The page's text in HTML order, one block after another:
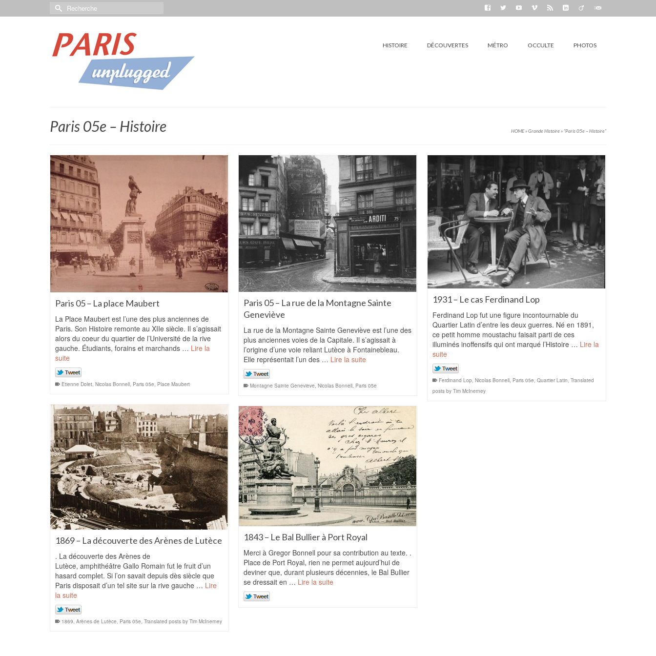
HISTOIRE DÉCOUVERTES MÉTRO OCCULTE PHOTOS
Paris 05e – Histoire HOME»Grande Histoire » “Paris 05e – Histoire“
Paris 05 – La place Maubert
La Place Maubert est l’une des plus anciennes de
Paris. Son Histoire remonte au XIIe siècle. Il s’agissait
alors du coeur du quartier de l’Université de la rive
gauche. Étudiants, forains et marchands … Lire la
suite
Etienne Dolet, Nicolas Bonnell, Paris 05e, Place Maubert
Paris 05 – La rue de la Montagne Sainte
Geneviève
La rue de la Montagne Sainte Geneviève est l’une des
plus anciennes voies de la Capitale. Il s’agissait à
l’origine d’une voie reliant Lutèce à Fontainebleau.
Elle représentait l’un des … Lire la suite
Montagne Sainte Genevieve, Nicolas Bonnell, Paris 05e
1931 – Le cas Ferdinand Lop
Ferdinand Lop fut une figure incontournable du
Quartier Latin d’entre les deux guerres. Né en 1891,
ce petit homme moustachu faisait parti de ces
illuminés inoffensifs qui ont marqué l’Histoire … Lire la
suite
Ferdinand Lop, Nicolas Bonnell, Paris 05e, Quartier Latin, Translated
posts by Tim McInerney
1869 – La découverte des Arènes de Lutèce
. La découverte des Arènes de
Lutèce, amphithéâtre Gallo Romain fut le fruit d’un
hasard complet. Si l’on savait depuis dès siècle que
Paris disposait d’un tel site sur la rive gauche … Lire
la suite
1869, Arènes de Lutèce, Paris 05e, Translated posts by Tim McInerney
1843 – Le Bal Bullier à Port Royal
Merci à Gregor Bonnell pour sa contribution au texte. .
Place de Port Royal, rien ne permet aujourd’hui de
deviner que, durant plusieurs décennies, le Bal Bullier
se dressait en … Lire la suite